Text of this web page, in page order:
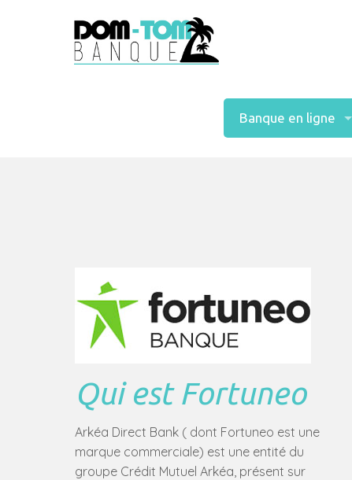
Banque en ligne
Qui est Fortuneo
Arkéa Direct Bank ( dont Fortuneo est une
marque commerciale) est une entité du
groupe Crédit Mutuel Arkéa, présent sur